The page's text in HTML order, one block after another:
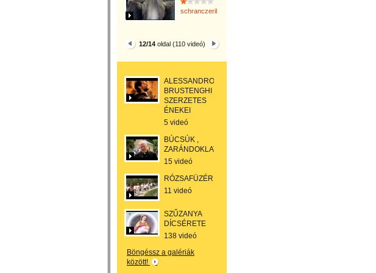
schranczerika
12/14oldal (110 videó)
ALESSANDRO
BRUSTENGHI
SZERZETES
ÉNEKEI
5 videó
BÚCSÚK ,
ZARÁNDOKLATOK
15 videó
RÓZSAFÜZÉR
11 videó
SZŰZANYA
DÍCSÉRETE
138 videó
Böngéssz a galériák
között!